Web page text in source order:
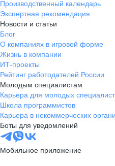
Производственный календарь
Экспертная рекомендация
Новости и статьи
Блог
О компаниях в игровой форме
Жизнь в компании
ИТ-проекты
Рейтинг работодателей России
Молодым специалистам
Карьера для молодых
Школа программистов
Карьера в некоммерческих
Боты для уведомлений
Мобильное приложение